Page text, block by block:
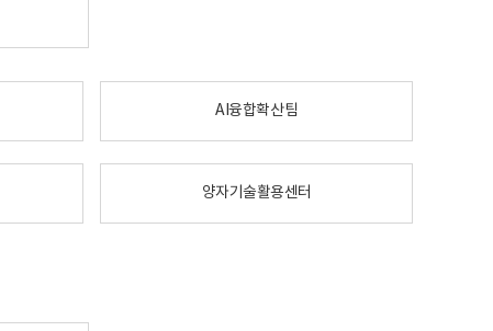
AI융합확산팀
양자기술활용센터